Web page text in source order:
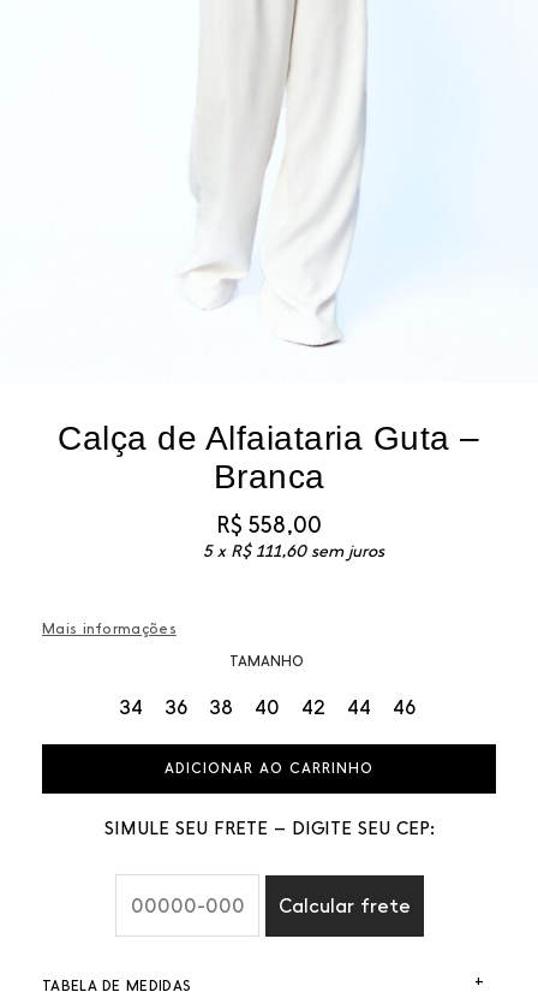
Calça de Alfaiataria Guta –
Branca
R$ 558,00
5 x R$111,60sem juros
Mais informações
TAMANHO
34 36 38 40 42 44 46
ADICIONAR AO CARRINHO
SIMULE SEU FRETE – DIGITE SEU CEP:
Calcular frete
TABELA DE MEDIDAS +